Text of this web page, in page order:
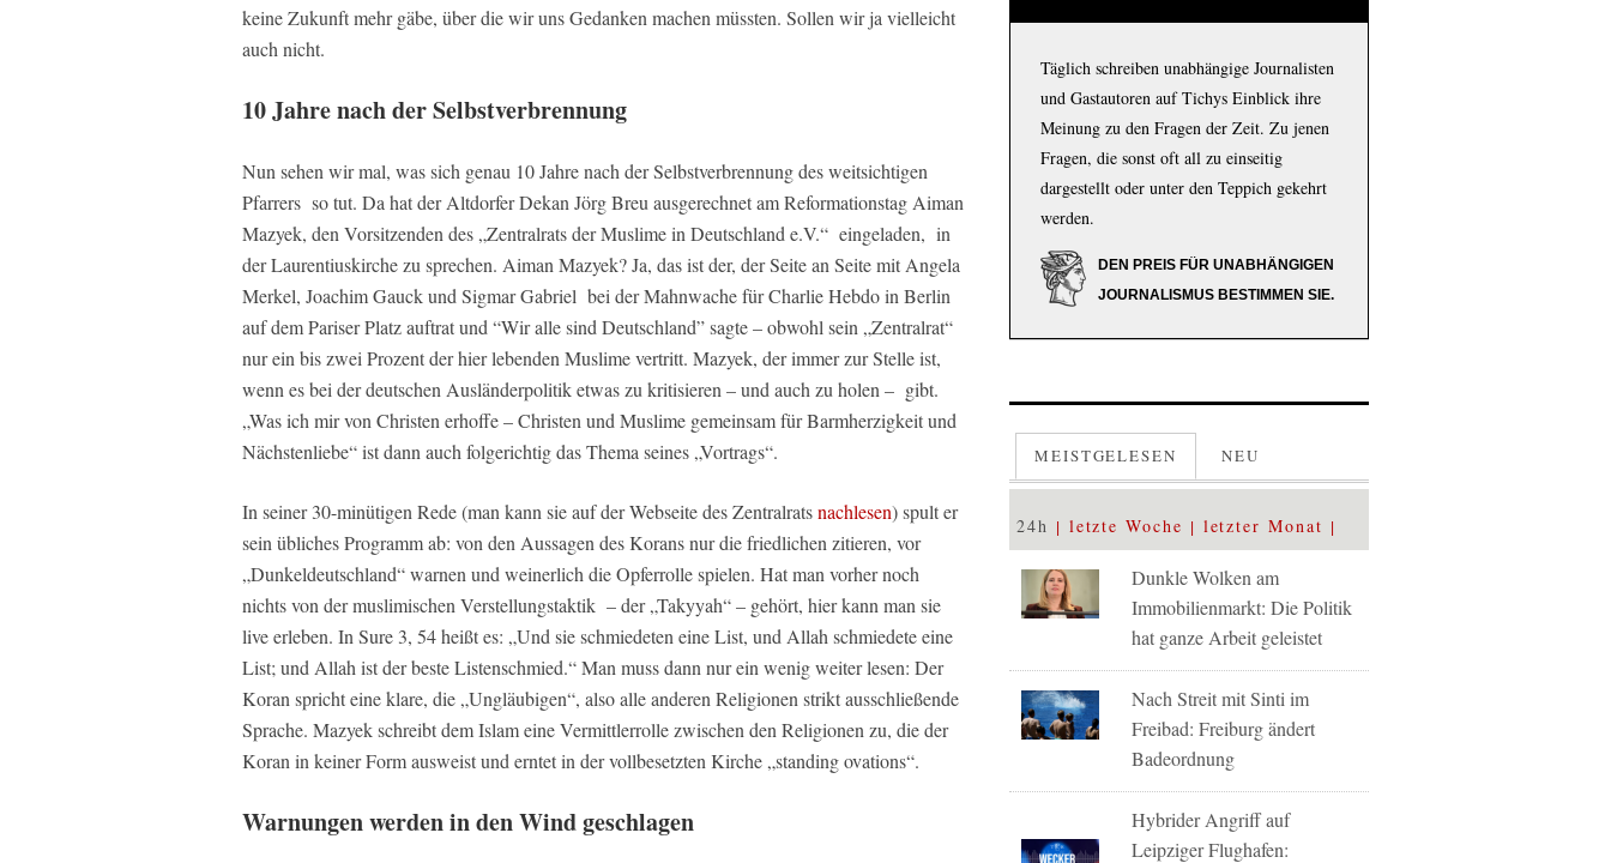
keine Zukunft mehr gäbe, über die wir uns Gedanken machen müssten. Sollen wir ja vielleicht
auch nicht.
10 Jahre nach der Selbstverbrennung
Nun sehen wir mal, was sich genau 10 Jahre nach der Selbstverbrennung des weitsichtigen
Pfarrers so tut. Da hat der Altdorfer Dekan Jörg Breu ausgerechnet am Reformationstag Aiman
Mazyek, den Vorsitzenden des „Zentralrats der Muslime in Deutschland e.V.“ eingeladen, in
der Laurentiuskirche zu sprechen. Aiman Mazyek? Ja, das ist der, der Seite an Seite mit Angela
Merkel, Joachim Gauck und Sigmar Gabriel bei der Mahnwache für Charlie Hebdo in Berlin
auf dem Pariser Platz auftrat und “Wir alle sind Deutschland” sagte – obwohl sein „Zentralrat“
nur ein bis zwei Prozent der hier lebenden Muslime vertritt. Mazyek, der immer zur Stelle ist,
wenn es bei der deutschen Ausländerpolitik etwas zu kritisieren – und auch zu holen – gibt.
„Was ich mir von Christen erhoffe – Christen und Muslime gemeinsam für Barmherzigkeit und
Nächstenliebe“ ist dann auch folgerichtig das Thema seines „Vortrags“.
In seiner 30-minütigen Rede (man kann sie auf der Webseite des Zentralratsnachlesen) spult er
sein übliches Programm ab: von den Aussagen des Korans nur die friedlichen zitieren, vor
„Dunkeldeutschland“ warnen und weinerlich die Opferrolle spielen. Hat man vorher noch
nichts von der muslimischen Verstellungstaktik – der „Takyyah“ – gehört, hier kann man sie
live erleben. In Sure 3, 54 heißt es: „Und sie schmiedeten eine List, und Allah schmiedete eine
List; und Allah ist der beste Listenschmied.“ Man muss dann nur ein wenig weiter lesen: Der
Koran spricht eine klare, die „Ungläubigen“, also alle anderen Religionen strikt ausschließende
Sprache. Mazyek schreibt dem Islam eine Vermittlerrolle zwischen den Religionen zu, die der
Koran in keiner Form ausweist und erntet in der vollbesetzten Kirche „standing ovations“.
Warnungen werden in den Wind geschlagen
Täglich schreiben unabhängige Journalisten
und Gastautoren auf Tichys Einblick ihre
Meinung zu den Fragen der Zeit. Zu jenen
Fragen, die sonst oft all zu einseitig
dargestellt oder unter den Teppich gekehrt
werden.
DEN PREIS FÜR UNABHÄNGIGEN
JOURNALISMUS BESTIMMEN SIE.
MEISTGELESEN NEU
24h letzte Woche letzter Monat
Dunkle Wolken am
Immobilienmarkt: Die Politik
hat ganze Arbeit geleistet
Nach Streit mit Sinti im
Freibad: Freiburg ändert
Badeordnung
Hybrider Angriff auf
Leipziger Flughafen: